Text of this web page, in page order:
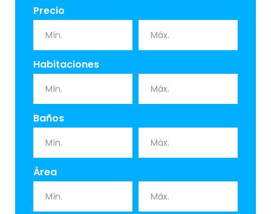
Precio
Habitaciones
Baños
Área